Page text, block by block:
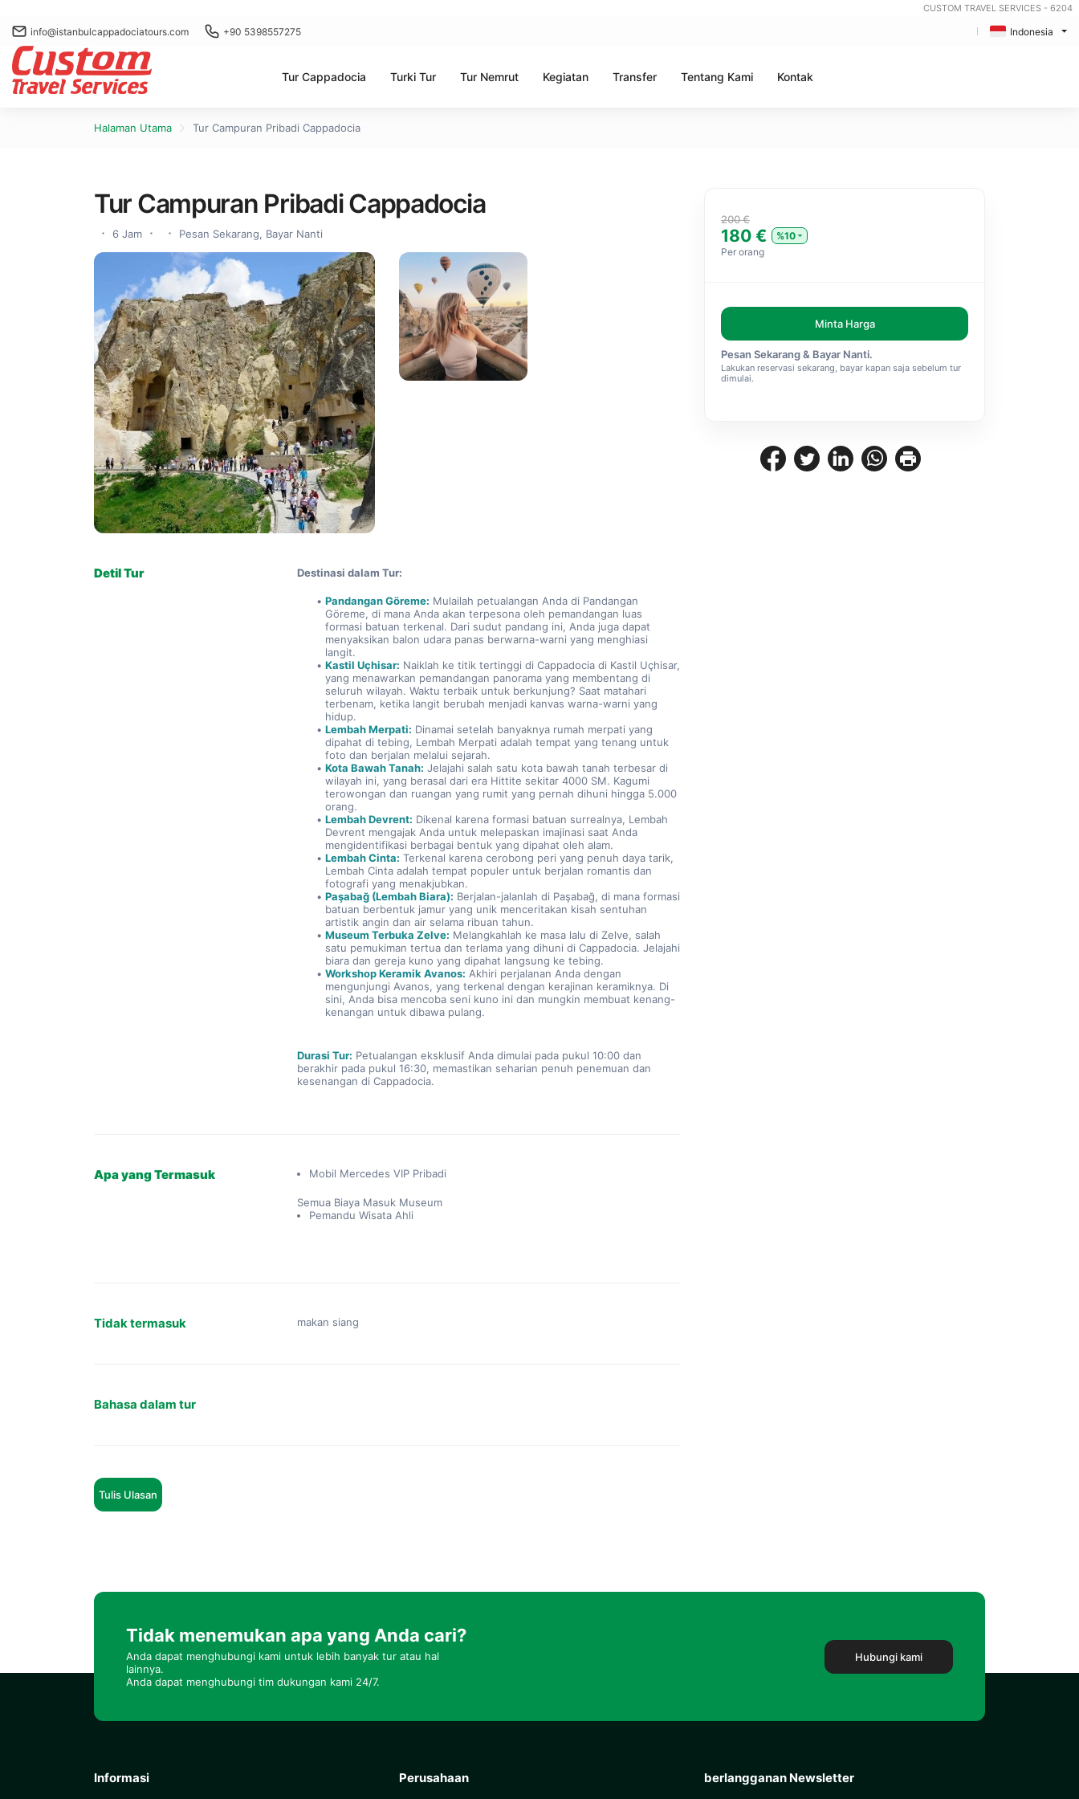
CUSTOM TRAVEL SERVICES - 6204
info@istanbulcappadociatours.com +90 5398557275 Indonesia
Tur Cappadocia Turki Tur Tur Nemrut Kegiatan Transfer Tentang Kami Kontak
Halaman Utama Tur Campuran Pribadi Cappadocia
Tur Campuran Pribadi Cappadocia
6 Jam Pesan Sekarang, Bayar Nanti
Detil Tur Destinasi dalam Tur:
Pandangan Göreme: Mulailah petualangan Anda di Pandangan
Göreme, di mana Anda akan terpesona oleh pemandangan luas
formasi batuan terkenal. Dari sudut pandang ini, Anda juga dapat
menyaksikan balon udara panas berwarna-warni yang menghiasi
langit.
Kastil Uçhisar: Naiklah ke titik tertinggi di Cappadocia di Kastil Uçhisar,
yang menawarkan pemandangan panorama yang membentang di
seluruh wilayah. Waktu terbaik untuk berkunjung? Saat matahari
terbenam, ketika langit berubah menjadi kanvas warna-warni yang
hidup.
Lembah Merpati: Dinamai setelah banyaknya rumah merpati yang
dipahat di tebing, Lembah Merpati adalah tempat yang tenang untuk
foto dan berjalan melalui sejarah.
Kota Bawah Tanah: Jelajahi salah satu kota bawah tanah terbesar di
wilayah ini, yang berasal dari era Hittite sekitar 4000 SM. Kagumi
terowongan dan ruangan yang rumit yang pernah dihuni hingga 5.000
orang.
Lembah Devrent: Dikenal karena formasi batuan surrealnya, Lembah
Devrent mengajak Anda untuk melepaskan imajinasi saat Anda
mengidentifikasi berbagai bentuk yang dipahat oleh alam.
Lembah Cinta: Terkenal karena cerobong peri yang penuh daya tarik,
Lembah Cinta adalah tempat populer untuk berjalan romantis dan
fotografi yang menakjubkan.
Paşabağ (Lembah Biara): Berjalan-jalanlah di Paşabağ, di mana formasi
batuan berbentuk jamur yang unik menceritakan kisah sentuhan
artistik angin dan air selama ribuan tahun.
Museum Terbuka Zelve: Melangkahlah ke masa lalu di Zelve, salah
satu pemukiman tertua dan terlama yang dihuni di Cappadocia. Jelajahi
biara dan gereja kuno yang dipahat langsung ke tebing.
Workshop Keramik Avanos: Akhiri perjalanan Anda dengan
mengunjungi Avanos, yang terkenal dengan kerajinan keramiknya. Di
sini, Anda bisa mencoba seni kuno ini dan mungkin membuat kenang-
kenangan untuk dibawa pulang.
Durasi Tur: Petualangan eksklusif Anda dimulai pada pukul 10:00 dan
berakhir pada pukul 16:30, memastikan seharian penuh penemuan dan
kesenangan di Cappadocia.
Apa yang Termasuk Mobil Mercedes VIP Pribadi
Semua Biaya Masuk Museum
Pemandu Wisata Ahli
Tidak termasuk makan siang
Bahasa dalam tur
Tulis Ulasan
200 €
180 €
%10
Per orang
Minta Harga
Pesan Sekarang & Bayar Nanti.
Lakukan reservasi sekarang, bayar kapan saja sebelum tur
dimulai.
Tidak menemukan apa yang Anda cari?
Anda dapat menghubungi kami untuk lebih banyak tur atau hal
lainnya.
Anda dapat menghubungi tim dukungan kami 24/7.
Hubungi kami
Informasi Perusahaan berlangganan Newsletter